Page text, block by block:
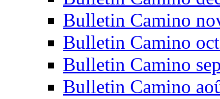
Bulletin Camino
Bulletin Camino
Bulletin Camino
Bulletin Camino